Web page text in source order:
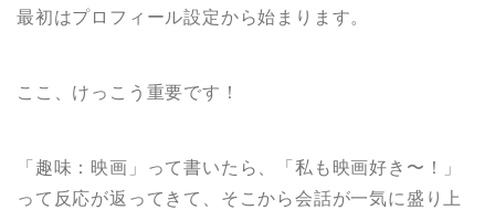
最初はプロフィール設定から始まります。
ここ、けっこう重要です！
「趣味：映画」って書いたら、「私も映画好き〜！」
って反応が返ってきて、そこから会話が一気に盛り上